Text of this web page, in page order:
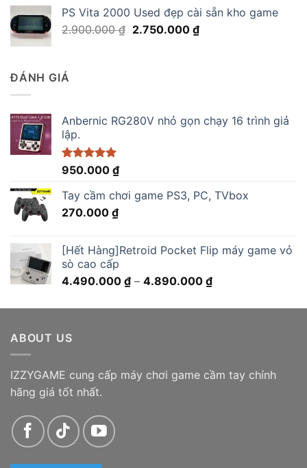
1.150.000 ₫. là:
890.000 ₫.
PS Vita 2000 Used đẹp cài sẵn kho game
2.900.000₫ Giá
2.750.000 ₫Giá
ĐÁNH GIÁ
Anbernic RG280V nhỏ gọn chạy 16 trình giả
lập.
Được xếp
5 sao
950.000 ₫
Tay cầm chơi game PS3, PC, TVbox
270.000 ₫
[Hết Hàng]Retroid Pocket Flip máy game vỏ
sò cao cấp
4.490.000 ₫ – 4.890.000 ₫Khoảng
từ
ABOUT US
IZZYGAME cung cấp máy chơi game cầm tay chính
hãng giá tốt nhất.